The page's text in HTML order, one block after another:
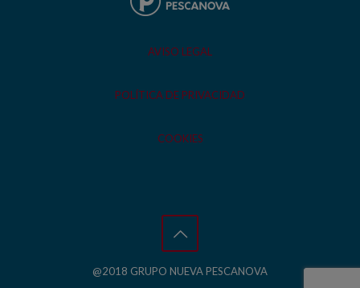
AVISO LEGAL
POLÍTICA DE PRIVACIDAD
COOKIES
@2018 GRUPO NUEVA PESCANOVA